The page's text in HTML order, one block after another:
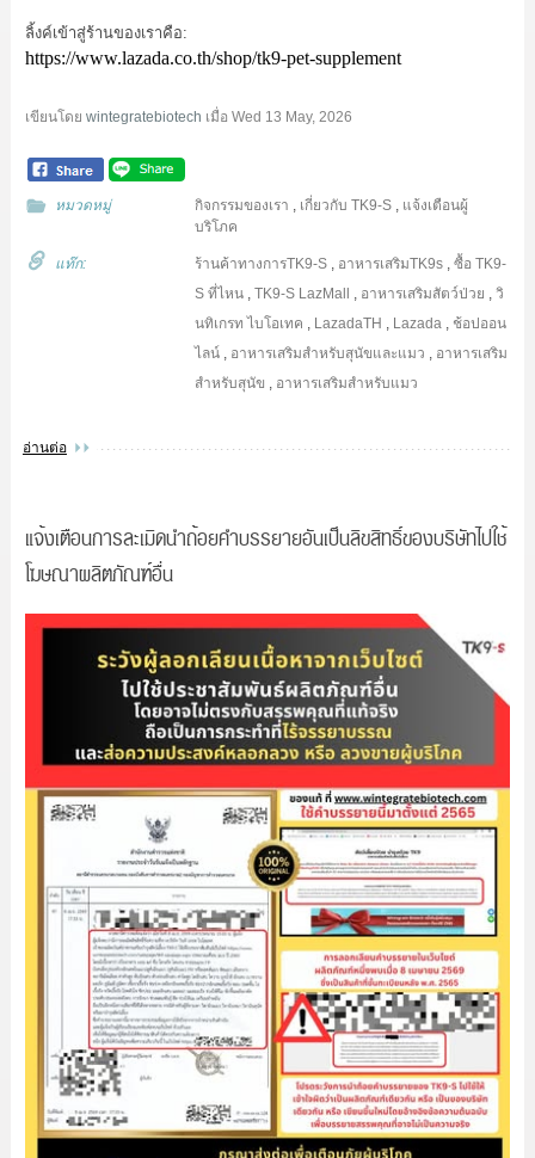
ลิ้งค์เข้าสู่ร้านของเราคือ:
https://www.lazada.co.th/shop/tk9-pet-supplement
เขียนโดย wintegratebiotech เมื่อ Wed 13 May, 2026
หมวดหมู่ กิจกรรมของเรา , เกี่ยวกับ TK9-S , แจ้งเตือนผู้
บริโภค
แท๊ก: ร้านค้าทางการTK9-S , อาหารเสริมTK9s ,ซื้อ TK9-
S ที่ไหน ,TK9-S LazMall , อาหารเสริมสัตว์ป่วย ,วิ
นทิเกรท ไบโอเทค , LazadaTH , Lazada , ช้อปออน
ไลน์ , อาหารเสริมสำหรับสุนัขและแมว , อาหารเสริม
สำหรับสุนัข , อาหารเสริมสำหรับแมว
อ่านต่อ
แจ้งเตือนการละเมิดนำถ้อยคำบรรยายอันเป็นลิขสิทธิ์ของบริษัทไปใช้
โฆษณาผลิตภัณฑ์อื่น